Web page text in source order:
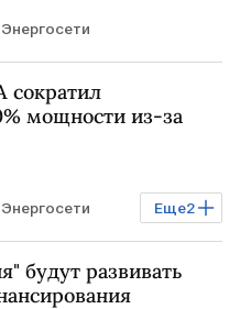
Энергосети
мощности из-за
Еще2
Энергосети
будут развивать